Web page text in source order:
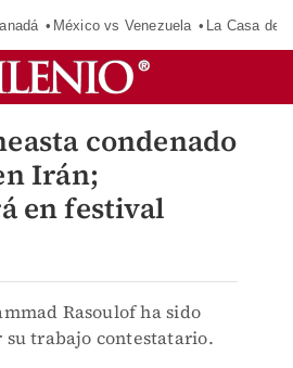
México vs Venezuela La Casa de
condenado
Irán;
en festival
Rasoulof ha sido
su trabajo contestatario.